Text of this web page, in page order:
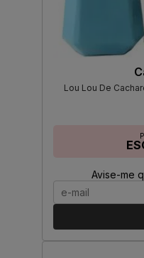
Lou Lou De
Avise-me